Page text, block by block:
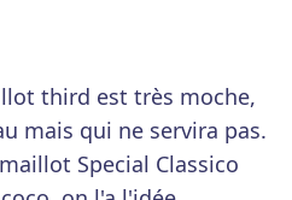
third est très moche,
mais qui ne servira pas.
Special Classico